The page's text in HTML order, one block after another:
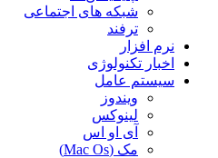
شبکه های اجتماعی
ترفند
نرم افزار
اخبار تکنولوژی
سیستم عامل
ویندوز
لینوکس
آی او اس
مک (Mac Os)